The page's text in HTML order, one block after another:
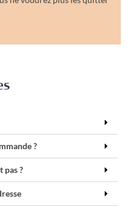
?
pas ?